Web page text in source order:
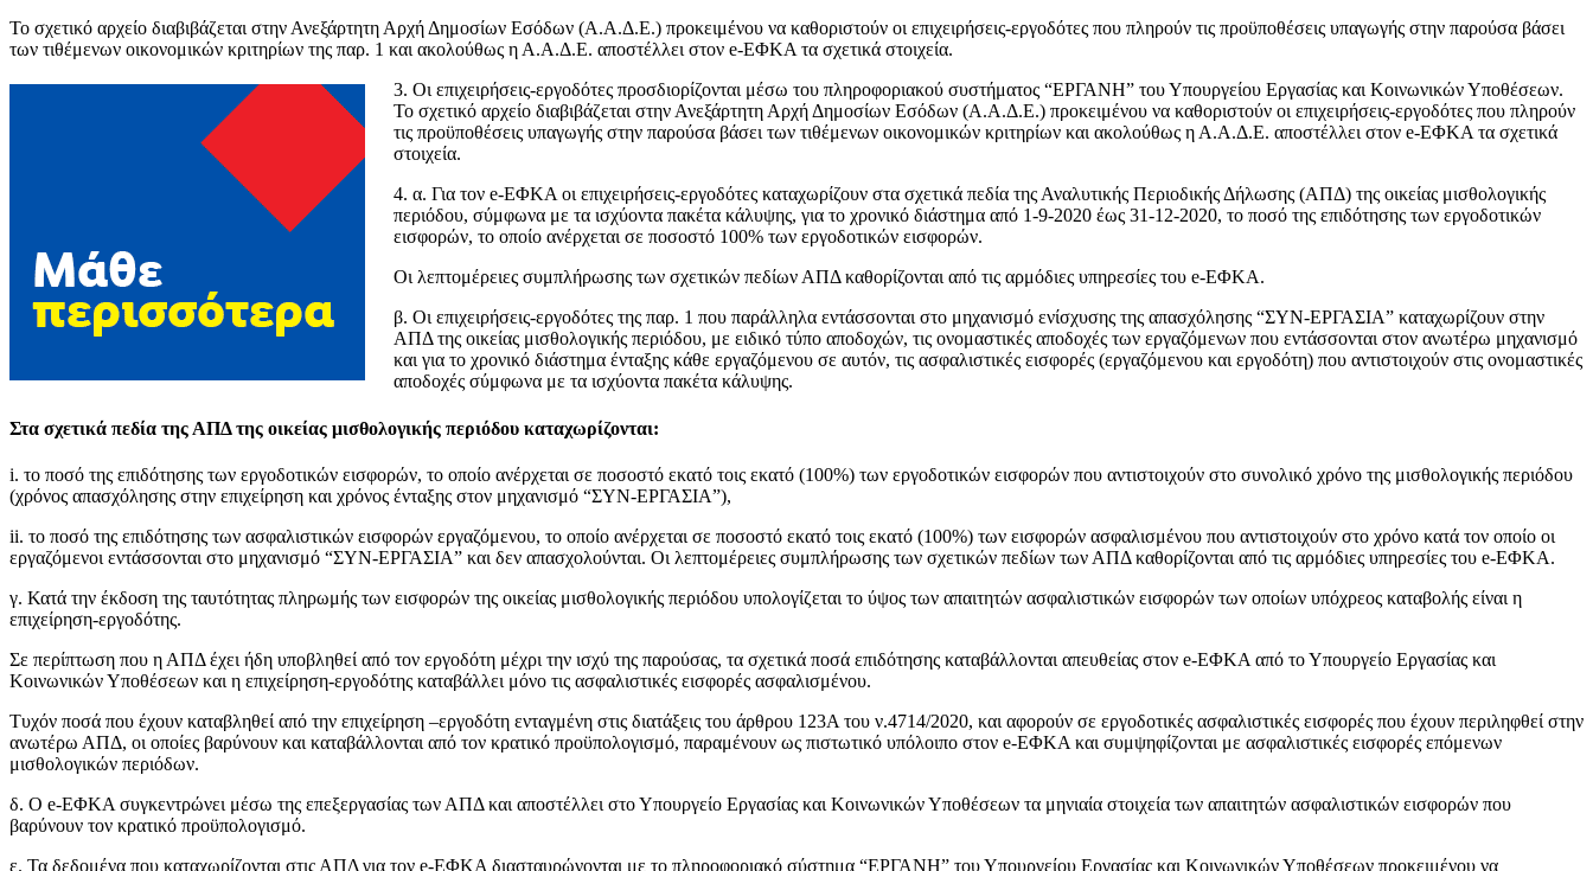
Το σχετικό αρχείο διαβιβάζεται στην Ανεξάρτητη Αρχή Δημοσίων Εσόδων (Α.Α.Δ.Ε.) προκειμένου να καθοριστούν οι επιχειρήσεις-εργοδότες που πληρούν τις προϋποθέσεις υπαγωγής στην παρούσα βάσει
των τιθέμενων οικονομικών κριτηρίων της παρ. 1 και ακολούθως η Α.Α.Δ.Ε. αποστέλλει στον e-ΕΦΚΑ τα σχετικά στοιχεία.
3. Οι επιχειρήσεις-εργοδότες προσδιορίζονται μέσω του πληροφοριακού συστήματος “ΕΡΓΑΝΗ” του Υπουργείου Εργασίας και Κοινωνικών Υποθέσεων.
Το σχετικό αρχείο διαβιβάζεται στην Ανεξάρτητη Αρχή Δημοσίων Εσόδων (Α.Α.Δ.Ε.) προκειμένου να καθοριστούν οι επιχειρήσεις-εργοδότες που πληρούν
τις προϋποθέσεις υπαγωγής στην παρούσα βάσει των τιθέμενων οικονομικών κριτηρίων και ακολούθως η Α.Α.Δ.Ε. αποστέλλει στον e-ΕΦΚΑ τα σχετικά
στοιχεία.
4. α. Για τον e-ΕΦΚΑ οι επιχειρήσεις-εργοδότες καταχωρίζουν στα σχετικά πεδία της Αναλυτικής Περιοδικής Δήλωσης (ΑΠΔ) της οικείας μισθολογικής
περιόδου, σύμφωνα με τα ισχύοντα πακέτα κάλυψης, για το χρονικό διάστημα από 1-9-2020 έως 31-12-2020, το ποσό της επιδότησης των εργοδοτικών
εισφορών, το οποίο ανέρχεται σε ποσοστό 100% των εργοδοτικών εισφορών.
Οι λεπτομέρειες συμπλήρωσης των σχετικών πεδίων ΑΠΔ καθορίζονται από τις αρμόδιες υπηρεσίες του e-ΕΦΚΑ.
β. Οι επιχειρήσεις-εργοδότες της παρ. 1 που παράλληλα εντάσσονται στο μηχανισμό ενίσχυσης της απασχόλησης “ΣΥΝ-ΕΡΓΑΣΙΑ” καταχωρίζουν στην
ΑΠΔ της οικείας μισθολογικής περιόδου, με ειδικό τύπο αποδοχών, τις ονομαστικές αποδοχές των εργαζόμενων που εντάσσονται στον ανωτέρω μηχανισμό
και για το χρονικό διάστημα ένταξης κάθε εργαζόμενου σε αυτόν, τις ασφαλιστικές εισφορές (εργαζόμενου και εργοδότη) που αντιστοιχούν στις ονομαστικές
αποδοχές σύμφωνα με τα ισχύοντα πακέτα κάλυψης.
Στα σχετικά πεδία της ΑΠΔ της οικείας μισθολογικής περιόδου καταχωρίζονται:
i. το ποσό της επιδότησης των εργοδοτικών εισφορών, το οποίο ανέρχεται σε ποσοστό εκατό τοις εκατό (100%) των εργοδοτικών εισφορών που αντιστοιχούν στο συνολικό χρόνο της μισθολογικής περιόδου
(χρόνος απασχόλησης στην επιχείρηση και χρόνος ένταξης στον μηχανισμό “ΣΥΝ-ΕΡΓΑΣΙΑ”),
ii. το ποσό της επιδότησης των ασφαλιστικών εισφορών εργαζόμενου, το οποίο ανέρχεται σε ποσοστό εκατό τοις εκατό (100%) των εισφορών ασφαλισμένου που αντιστοιχούν στο χρόνο κατά τον οποίο οι
εργαζόμενοι εντάσσονται στο μηχανισμό “ΣΥΝ-ΕΡΓΑΣΙΑ” και δεν απασχολούνται. Οι λεπτομέρειες συμπλήρωσης των σχετικών πεδίων των ΑΠΔ καθορίζονται από τις αρμόδιες υπηρεσίες του e-ΕΦΚΑ.
γ. Κατά την έκδοση της ταυτότητας πληρωμής των εισφορών της οικείας μισθολογικής περιόδου υπολογίζεται το ύψος των απαιτητών ασφαλιστικών εισφορών των οποίων υπόχρεος καταβολής είναι η
επιχείρηση-εργοδότης.
Σε περίπτωση που η ΑΠΔ έχει ήδη υποβληθεί από τον εργοδότη μέχρι την ισχύ της παρούσας, τα σχετικά ποσά επιδότησης καταβάλλονται απευθείας στον e-ΕΦΚΑ από το Υπουργείο Εργασίας και
Κοινωνικών Υποθέσεων και η επιχείρηση-εργοδότης καταβάλλει μόνο τις ασφαλιστικές εισφορές ασφαλισμένου.
Τυχόν ποσά που έχουν καταβληθεί από την επιχείρηση –εργοδότη ενταγμένη στις διατάξεις του άρθρου 123Α του ν.4714/2020, και αφορούν σε εργοδοτικές ασφαλιστικές εισφορές που έχουν περιληφθεί στην
ανωτέρω ΑΠΔ, οι οποίες βαρύνουν και καταβάλλονται από τον κρατικό προϋπολογισμό, παραμένουν ως πιστωτικό υπόλοιπο στον e-ΕΦΚΑ και συμψηφίζονται με ασφαλιστικές εισφορές επόμενων
μισθολογικών περιόδων.
δ. Ο e-ΕΦΚΑ συγκεντρώνει μέσω της επεξεργασίας των ΑΠΔ και αποστέλλει στο Υπουργείο Εργασίας και Κοινωνικών Υποθέσεων τα μηνιαία στοιχεία των απαιτητών ασφαλιστικών εισφορών που
βαρύνουν τον κρατικό προϋπολογισμό.
ε. Τα δεδομένα που καταχωρίζονται στις ΑΠΔ για τον e-ΕΦΚΑ διασταυρώνονται με το πληροφοριακό σύστημα “ΕΡΓΑΝΗ” του Υπουργείου Εργασίας και Κοινωνικών Υποθέσεων προκειμένου να